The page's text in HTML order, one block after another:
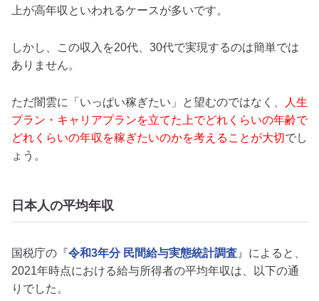
上が高年収といわれるケースが多いです。
しかし、この収入を20代、30代で実現するのは簡単では
ありません。
ただ闇雲に「いっぱい稼ぎたい」と望むのではなく、
人生
プラン・キャリアプランを立てた上でどれくらいの年齢で
どれくらいの年収を稼ぎたいのかを考えることが大切でし
ょう。
日本人の平均年収
国税庁の『令和3年分 民間給与実態統計調査 』によると、
2021年時点における給与所得者の平均年収は、以下の通
りでした。